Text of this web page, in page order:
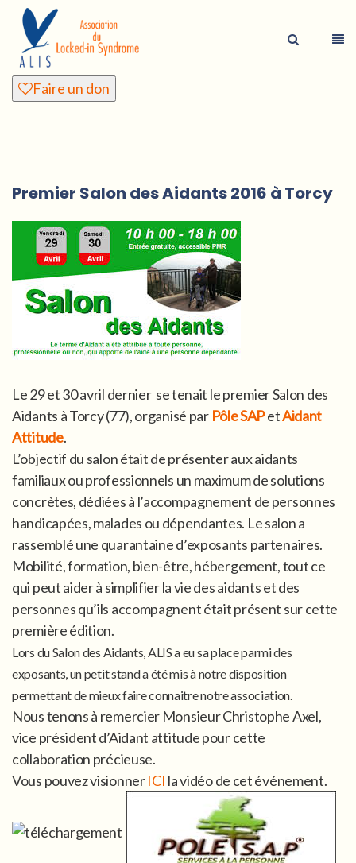
Faire un don
Premier Salon des Aidants 2016 à Torcy
Le 29 et 30 avril dernier se tenait le premier Salon des
Aidants à Torcy (77), organisé par Pôle SAPetAidant
Attitude.
L’objectif du salon était de présenter aux aidants
familiaux ou professionnels un maximum de solutions
concrètes, dédiées à l’accompagnement de personnes
handicapées, malades ou dépendantes. Le salon a
rassemblé une quarantaine d’exposants partenaires.
Mobilité, formation, bien-être, hébergement, tout ce
qui peut aider à simplifier la vie des aidants et des
personnes qu’ils accompagnent était présent sur cette
première édition.
Lors du Salon des Aidants, ALIS a eu sa place parmi des
exposants, un petit stand a été mis à notre disposition
permettant de mieux faire connaitre notre association.
Nous tenons à remercier Monsieur Christophe Axel,
vice président d’Aidant attitude pour cette
collaboration précieuse.
Vous pouvez visionnerICI la vidéo de cet événement.